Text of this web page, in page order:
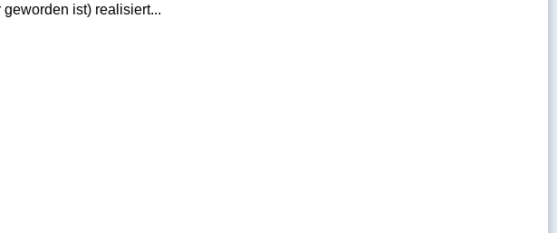
ist) realisiert...